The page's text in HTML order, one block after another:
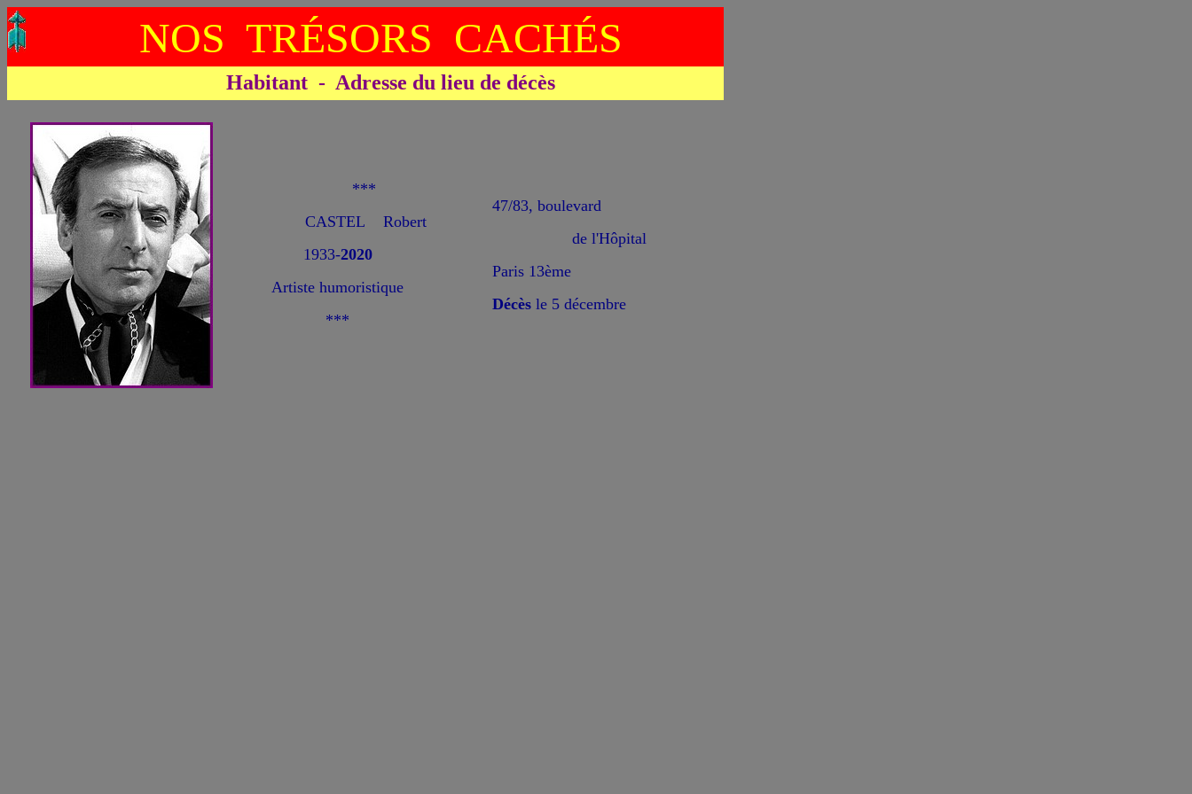
NOS TRÉSORS CACHÉS
Habitant - Adresse du lieu de décès
***
CASTEL Robert
1933-2020
Artiste humoristique
***
47/83, boulevard
de l'Hôpital
Paris 13ème
Décès le 5 décembre